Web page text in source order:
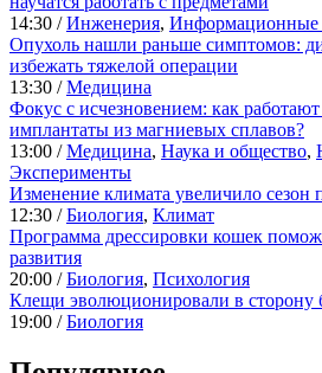
14:30 /Инженерия, Информационные
Опухоль нашли раньше симптомов:
избежать тяжелой операции
13:30 /Медицина
Фокус с исчезновением: как
имплантаты из магниевых сплавов?
13:00 /Медицина, Наука и общество,
Эксперименты
Изменение климата увеличило
12:30 /Биология, Климат
Программа дрессировки кошек
развития
20:00 /Биология, Психология
Клещи эволюционировали в сторону
19:00 /Биология